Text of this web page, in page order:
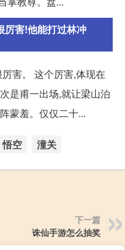
厉害!他能打过林冲
害。 这个厉害,体现在
是甫一出场,就让梁山泊
蒙羞。仅仅二十...
悟空 潼关
下一篇
诛仙手游怎么抽奖